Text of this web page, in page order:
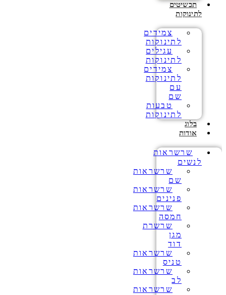
תכשיטים
לתינוקות
צמידים
לתינוקות
עגילים
לתינוקות
צמידים
לתינוקות
עם
שם
טבעות
לתינוקות
בלוג
אודות
שרשראות
לנשים
שרשראות
שם
שרשראות
פנינים
שרשראות
חמסה
שרשרת
מגן
דוד
שרשראות
טניס
שרשראות
לב
שרשראות